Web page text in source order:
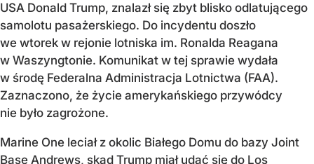
USA Donald Trump, znalazł się zbyt blisko odlatującego
samolotu pasażerskiego. Do incydentu doszło
we wtorek w rejonie lotniska im. Ronalda Reagana
w Waszyngtonie. Komunikat w tej sprawie wydała
w środę Federalna Administracja Lotnictwa (FAA).
Zaznaczono, że życie amerykańskiego przywódcy
nie było zagrożone.
Marine One leciał z okolic Białego Domu do bazy Joint
Base Andrews, skąd Trump miał udać się do Los